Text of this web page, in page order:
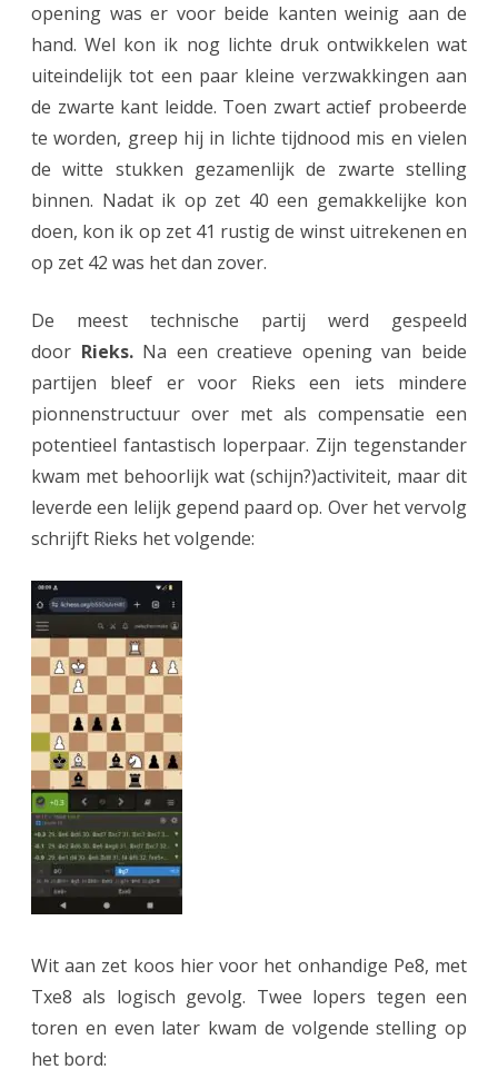
opening was er voor beide kanten weinig aan de
hand. Wel kon ik nog lichte druk ontwikkelen wat
uiteindelijk tot een paar kleine verzwakkingen aan
de zwarte kant leidde. Toen zwart actief probeerde
te worden, greep hij in lichte tijdnood mis en vielen
de witte stukken gezamenlijk de zwarte stelling
binnen. Nadat ik op zet 40 een gemakkelijke kon
doen, kon ik op zet 41 rustig de winst uitrekenen en
op zet 42 was het dan zover.
De meest technische partij werd gespeeld
door Rieks. Na een creatieve opening van beide
partijen bleef er voor Rieks een iets mindere
pionnenstructuur over met als compensatie een
potentieel fantastisch loperpaar. Zijn tegenstander
kwam met behoorlijk wat (schijn?)activiteit, maar dit
leverde een lelijk gepend paard op. Over het vervolg
schrijft Rieks het volgende:
Wit aan zet koos hier voor het onhandige Pe8, met
Txe8 als logisch gevolg. Twee lopers tegen een
toren en even later kwam de volgende stelling op
het bord: